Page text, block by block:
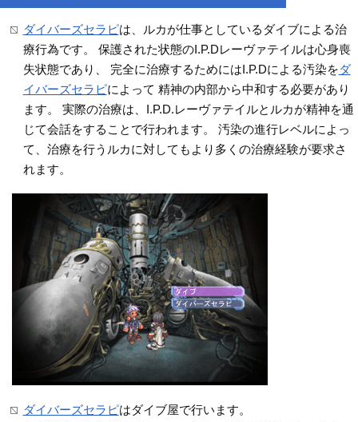
ダイバーズセラピは、ルカが仕事としているダイブによる治
療行為です。 保護された状態のI.P.Dレーヴァテイルは心身喪
失状態であり、 完全に治療するためにはI.P.Dによる汚染をダ
イバーズセラピによって 精神の内部から中和する必要があり
ます。 実際の治療は、I.P.D.レーヴァテイルとルカが精神を通
じて会話をすることで行われます。 汚染の進行レベルによっ
て、治療を行うルカに対してもより多くの治療経験が要求さ
れます。
ダイバーズセラピはダイブ屋で行います。